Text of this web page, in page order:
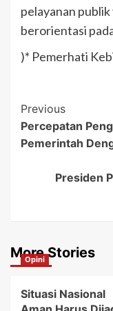
pelayanan
berorientasi
)* Pemerhati
Post
Previous
Percepatan
Pemerintah
Presiden
More Stories
Opini
Situasi Nasional